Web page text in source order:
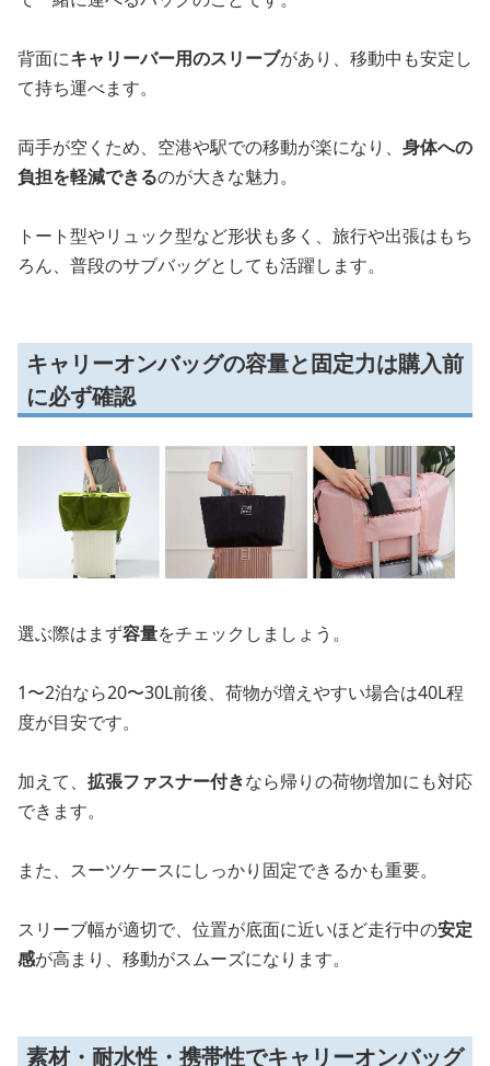
背面にキャリーバー用のスリーブがあり、移動中も安定し
て持ち運べます。
両手が空くため、空港や駅での移動が楽になり、 身体への
負担を軽減できるのが大きな魅力。
トート型やリュック型など形状も多く、旅行や出張はもち
ろん、普段のサブバッグとしても活躍します。
キャリーオンバッグの容量と固定力は購入前
に必ず確認
選ぶ際はまず容量をチェックしましょう。
1〜2泊なら20〜30L前後、荷物が増えやすい場合は40L程
度が目安です。
加えて、 拡張ファスナー付きなら帰りの荷物増加にも対応
できます。
また、スーツケースにしっかり固定できるかも重要。
スリーブ幅が適切で、位置が底面に近いほど走行中の安定
感が高まり、移動がスムーズになります。
素材・耐水性・携帯性でキャリーオンバッグ